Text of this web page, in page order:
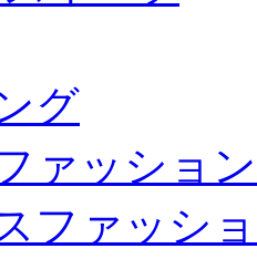
グ
ァッション
ファッシ